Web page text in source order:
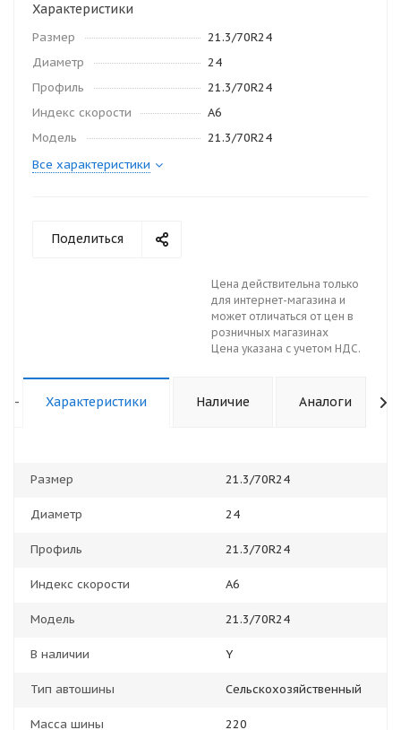
Характеристики
Размер
21.3/70R24
Диаметр
24
Профиль
21.3/70R24
Индекс скорости
A6
Модель
21.3/70R24
Все характеристики
Поделиться
Цена действительна только
для интернет-магазина и
может отличаться от цен в
розничных магазинах
Цена указана с учетом НДС.
- Характеристики Наличие Аналоги
Размер 21.3/70R24
Диаметр 24
Профиль 21.3/70R24
Индекс скорости A6
Модель 21.3/70R24
В наличии Y
Тип автошины Сельскохозяйственный
Масса шины 220